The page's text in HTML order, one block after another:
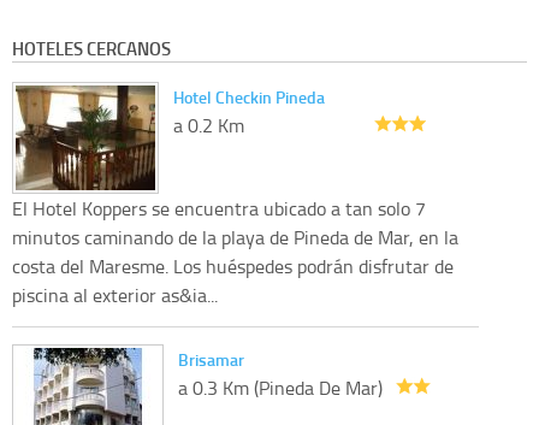
HOTELES CERCANOS
Hotel Checkin Pineda
a 0.2 Km
El Hotel Koppers se encuentra ubicado a tan solo 7
minutos caminando de la playa de Pineda de Mar, en la
costa del Maresme. Los huéspedes podrán disfrutar de
piscina al exterior as&ia...
Brisamar
a 0.3 Km (Pineda De Mar)